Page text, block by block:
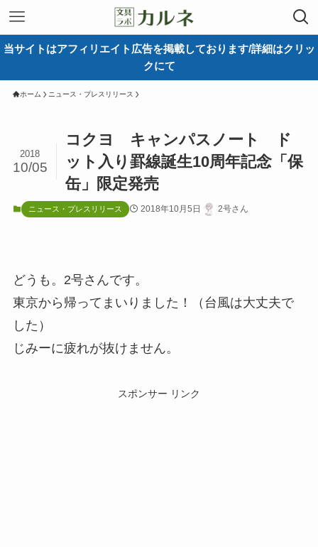
当サイトはアフィリエイト広告を掲載しております/詳細はクリッ
クにて
ホーム ニュース・プレスリリース
コクヨ キャンパスノート ド
ット入り罫線誕生10周年記念「保
缶」限定発売
2018
10/05
ニュース・プレスリリース 2018年10月5日 2号さん
どうも。2号さんです。
東京から帰ってまいりました！（台風は大丈夫で
した）
じみーに疲れが抜けません。
スポンサー リンク